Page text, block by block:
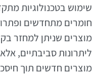
שימוש בטכנולוגיות
חומרים מתחדשים
מוצרים שניתן למחזר
ליתרונות סביבתיים,
מוצרים חדשים תוך